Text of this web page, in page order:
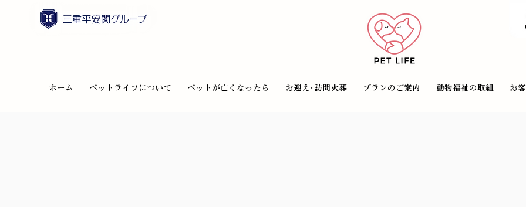
ホーム ペットライフについて ペットが亡くなったら お迎え･訪問火葬 プランのご案内 動物福祉の取組 お